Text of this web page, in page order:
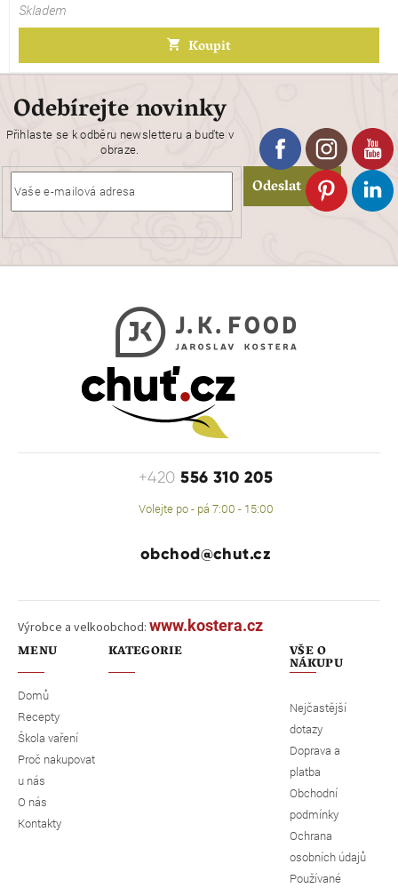
Skladem
Koupit
Odebírejte novinky
Přihlaste se k odběru newsletteru a buďte v
obraze.
Odeslat
+420556 310 205
Volejte po - pá 7:00 - 15:00
obchod@chut.cz
Výrobce a velkoobchod: www.kostera.cz
MENU
Domů
Recepty
Škola vaření
Proč nakupovat
u nás
O nás
Kontakty
KATEGORIE VŠE O
NÁKUPU
Nejčastější
dotazy
Doprava a
platba
Obchodní
podmínky
Ochrana
osobních údajů
Používané